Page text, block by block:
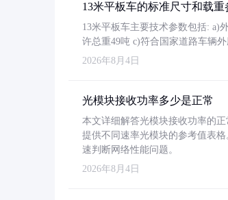
13米平板车的标准尺寸和载重
13米平板车主要技术参数包括: a)
许总重49吨 c)符合国家道路车辆
2026年8月4日
光模块接收功率多少是正常
本文详细解答光模块接收功率的
提供不同速率光模块的参考值表
速判断网络性能问题。
2026年8月4日